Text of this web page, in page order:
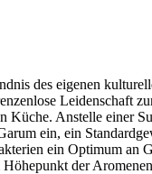
des eigenen
Leidenschaft
Küche. Anstelle einer
ein, ein
ein Optimum an
Höhepunkt der